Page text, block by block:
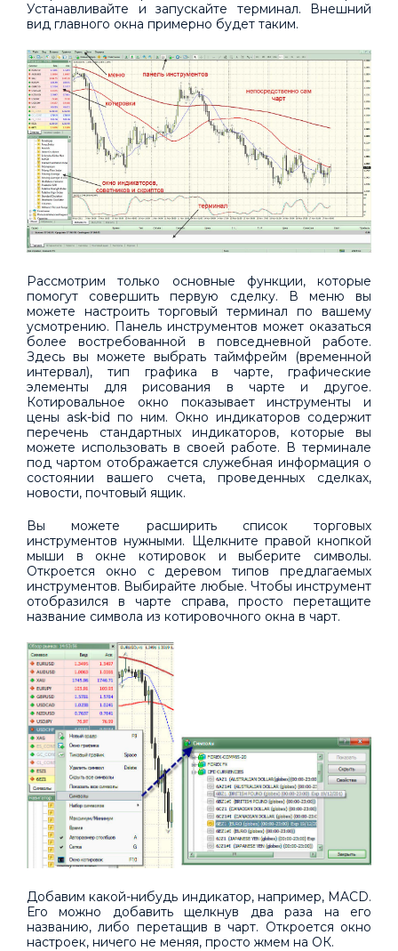
Устанавливайте и запускайте терминал. Внешний
вид главного окна примерно будет таким.
Рассмотрим только основные функции, которые
помогут совершить первую сделку. В меню вы
можете настроить торговый терминал по вашему
усмотрению. Панель инструментов может оказаться
более востребованной в повседневной работе.
Здесь вы можете выбрать таймфрейм (временной
интервал), тип графика в чарте, графические
элементы для рисования в чарте и другое.
Котировальное окно показывает инструменты и
цены ask-bid по ним. Окно индикаторов содержит
перечень стандартных индикаторов, которые вы
можете использовать в своей работе. В терминале
под чартом отображается служебная информация о
состоянии вашего счета, проведенных сделках,
новости, почтовый ящик.
Вы можете расширить список торговых
инструментов нужными. Щелкните правой кнопкой
мыши в окне котировок и выберите символы.
Откроется окно с деревом типов предлагаемых
инструментов. Выбирайте любые. Чтобы инструмент
отобразился в чарте справа, просто перетащите
название символа из котировочного окна в чарт.
Добавим какой-нибудь индикатор, например, MACD.
Его можно добавить щелкнув два раза на его
названию, либо перетащив в чарт. Откроется окно
настроек, ничего не меняя, просто жмем на ОК.